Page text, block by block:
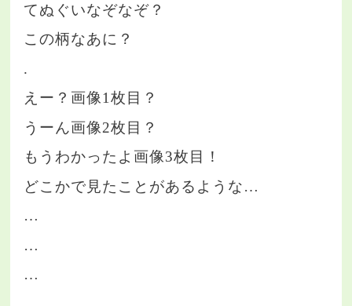
てぬぐいなぞなぞ？
この柄なあに？
.
えー？画像1枚目？
うーん画像2枚目？
もうわかったよ画像3枚目！
どこかで見たことがあるような…
…
…
…